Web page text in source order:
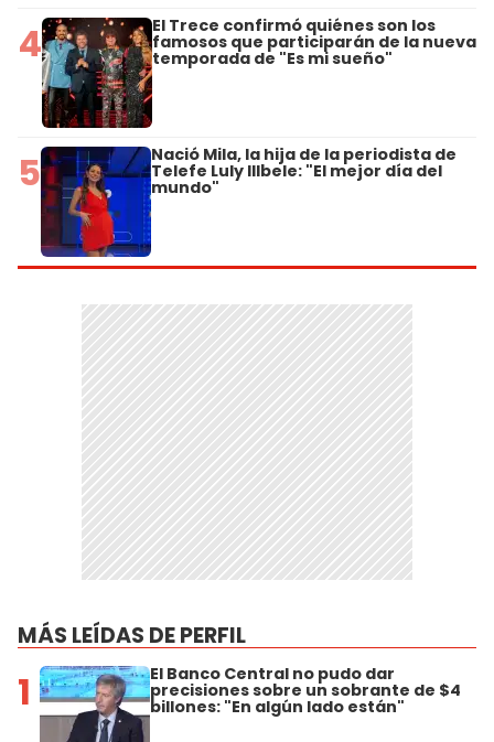
4 El Trece confirmó quiénes son los
famosos que participarán de la nueva
temporada de "Es mi sueño"
5 Nació Mila, la hija de la periodista de
Telefe Luly Illbele: "El mejor día del
mundo"
MÁS LEÍDAS DE PERFIL
1 El Banco Central no pudo dar
precisiones sobre un sobrante de $4
billones: "En algún lado están"